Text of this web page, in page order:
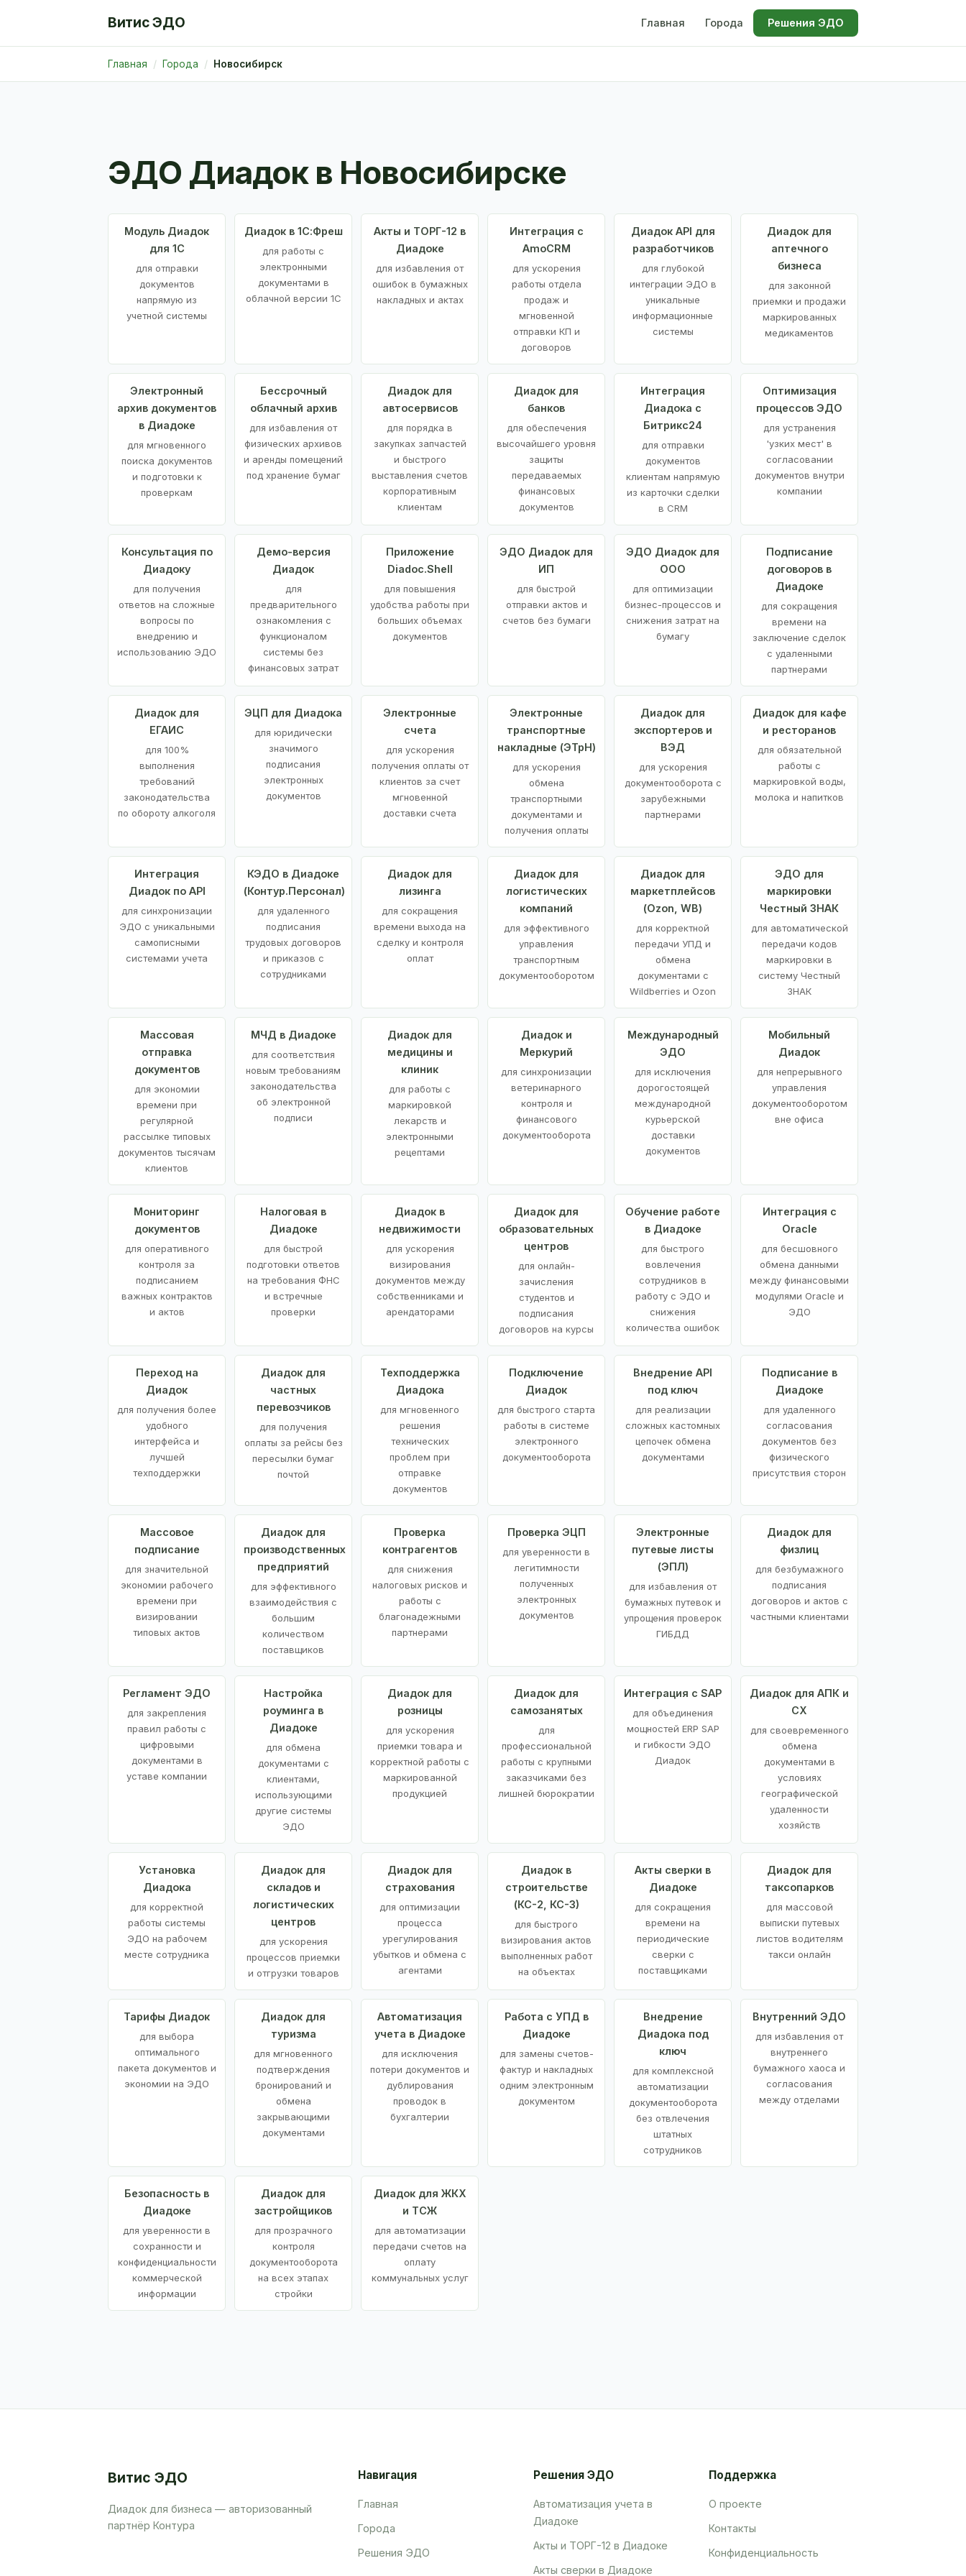
Витис ЭДО Главная Города Решения ЭДО
Главная Города Новосибирск
ЭДО Диадок в Новосибирске
Модуль Диадок
для 1С
для отправки
документов
напрямую из
учетной системы
Диадок в 1С:Фреш
для работы с
электронными
документами в
облачной версии 1С
Акты и ТОРГ-12 в
Диадоке
для избавления от
ошибок в бумажных
накладных и актах
Интеграция с
AmoCRM
для ускорения
работы отдела
продаж и
мгновенной
отправки КП и
договоров
Диадок API для
разработчиков
для глубокой
интеграции ЭДО в
уникальные
информационные
системы
Диадок для
аптечного
бизнеса
для законной
приемки и продажи
маркированных
медикаментов
Электронный
архив документов
в Диадоке
для мгновенного
поиска документов
и подготовки к
проверкам
Бессрочный
облачный архив
для избавления от
физических архивов
и аренды помещений
под хранение бумаг
Диадок для
автосервисов
для порядка в
закупках запчастей
и быстрого
выставления счетов
корпоративным
клиентам
Диадок для
банков
для обеспечения
высочайшего уровня
защиты
передаваемых
финансовых
документов
Интеграция
Диадока с
Битрикс24
для отправки
документов
клиентам напрямую
из карточки сделки
в CRM
Оптимизация
процессов ЭДО
для устранения
'узких мест' в
согласовании
документов внутри
компании
Консультация по
Диадоку
для получения
ответов на сложные
вопросы по
внедрению и
использованию ЭДО
Демо-версия
Диадок
для
предварительного
ознакомления с
функционалом
системы без
финансовых затрат
Приложение
Diadoc.Shell
для повышения
удобства работы при
больших объемах
документов
ЭДО Диадок для
ИП
для быстрой
отправки актов и
счетов без бумаги
ЭДО Диадок для
ООО
для оптимизации
бизнес-процессов и
снижения затрат на
бумагу
Подписание
договоров в
Диадоке
для сокращения
времени на
заключение сделок
с удаленными
партнерами
Диадок для
ЕГАИС
для 100%
выполнения
требований
законодательства
по обороту алкоголя
ЭЦП для Диадока
для юридически
значимого
подписания
электронных
документов
Электронные
счета
для ускорения
получения оплаты от
клиентов за счет
мгновенной
доставки счета
Электронные
транспортные
накладные (ЭТрН)
для ускорения
обмена
транспортными
документами и
получения оплаты
Диадок для
экспортеров и
ВЭД
для ускорения
документооборота с
зарубежными
партнерами
Диадок для кафе
и ресторанов
для обязательной
работы с
маркировкой воды,
молока и напитков
Интеграция
Диадок по API
для синхронизации
ЭДО с уникальными
самописными
системами учета
КЭДО в Диадоке
(Контур.Персонал)
для удаленного
подписания
трудовых договоров
и приказов с
сотрудниками
Диадок для
лизинга
для сокращения
времени выхода на
сделку и контроля
оплат
Диадок для
логистических
компаний
для эффективного
управления
транспортным
документооборотом
Диадок для
маркетплейсов
(Ozon, WB)
для корректной
передачи УПД и
обмена
документами с
Wildberries и Ozon
ЭДО для
маркировки
Честный ЗНАК
для автоматической
передачи кодов
маркировки в
систему Честный
ЗНАК
Массовая
отправка
документов
для экономии
времени при
регулярной
рассылке типовых
документов тысячам
клиентов
МЧД в Диадоке
для соответствия
новым требованиям
законодательства
об электронной
подписи
Диадок для
медицины и
клиник
для работы с
маркировкой
лекарств и
электронными
рецептами
Диадок и
Меркурий
для синхронизации
ветеринарного
контроля и
финансового
документооборота
Международный
ЭДО
для исключения
дорогостоящей
международной
курьерской
доставки
документов
Мобильный
Диадок
для непрерывного
управления
документооборотом
вне офиса
Мониторинг
документов
для оперативного
контроля за
подписанием
важных контрактов
и актов
Налоговая в
Диадоке
для быстрой
подготовки ответов
на требования ФНС
и встречные
проверки
Диадок в
недвижимости
для ускорения
визирования
документов между
собственниками и
арендаторами
Диадок для
образовательных
центров
для онлайн-
зачисления
студентов и
подписания
договоров на курсы
Обучение работе
в Диадоке
для быстрого
вовлечения
сотрудников в
работу с ЭДО и
снижения
количества ошибок
Интеграция с
Oracle
для бесшовного
обмена данными
между финансовыми
модулями Oracle и
ЭДО
Переход на
Диадок
для получения более
удобного
интерфейса и
лучшей
техподдержки
Диадок для
частных
перевозчиков
для получения
оплаты за рейсы без
пересылки бумаг
почтой
Техподдержка
Диадока
для мгновенного
решения
технических
проблем при
отправке
документов
Подключение
Диадок
для быстрого старта
работы в системе
электронного
документооборота
Внедрение API
под ключ
для реализации
сложных кастомных
цепочек обмена
документами
Подписание в
Диадоке
для удаленного
согласования
документов без
физического
присутствия сторон
Массовое
подписание
для значительной
экономии рабочего
времени при
визировании
типовых актов
Диадок для
производственных
предприятий
для эффективного
взаимодействия с
большим
количеством
поставщиков
Проверка
контрагентов
для снижения
налоговых рисков и
работы с
благонадежными
партнерами
Проверка ЭЦП
для уверенности в
легитимности
полученных
электронных
документов
Электронные
путевые листы
(ЭПЛ)
для избавления от
бумажных путевок и
упрощения проверок
ГИБДД
Диадок для
физлиц
для безбумажного
подписания
договоров и актов с
частными клиентами
Регламент ЭДО
для закрепления
правил работы с
цифровыми
документами в
уставе компании
Настройка
роуминга в
Диадоке
для обмена
документами с
клиентами,
использующими
другие системы
ЭДО
Диадок для
розницы
для ускорения
приемки товара и
корректной работы с
маркированной
продукцией
Диадок для
самозанятых
для
профессиональной
работы с крупными
заказчиками без
лишней бюрократии
Интеграция с SAP
для объединения
мощностей ERP SAP
и гибкости ЭДО
Диадок
Диадок для АПК и
СХ
для своевременного
обмена
документами в
условиях
географической
удаленности
хозяйств
Установка
Диадока
для корректной
работы системы
ЭДО на рабочем
месте сотрудника
Диадок для
складов и
логистических
центров
для ускорения
процессов приемки
и отгрузки товаров
Диадок для
страхования
для оптимизации
процесса
урегулирования
убытков и обмена с
агентами
Диадок в
строительстве
(КС-2, КС-3)
для быстрого
визирования актов
выполненных работ
на объектах
Акты сверки в
Диадоке
для сокращения
времени на
периодические
сверки с
поставщиками
Диадок для
таксопарков
для массовой
выписки путевых
листов водителям
такси онлайн
Тарифы Диадок
для выбора
оптимального
пакета документов и
экономии на ЭДО
Диадок для
туризма
для мгновенного
подтверждения
бронирований и
обмена
закрывающими
документами
Автоматизация
учета в Диадоке
для исключения
потери документов и
дублирования
проводок в
бухгалтерии
Работа с УПД в
Диадоке
для замены счетов-
фактур и накладных
одним электронным
документом
Внедрение
Диадока под
ключ
для комплексной
автоматизации
документооборота
без отвлечения
штатных
сотрудников
Внутренний ЭДО
для избавления от
внутреннего
бумажного хаоса и
согласования
между отделами
Безопасность в
Диадоке
для уверенности в
сохранности и
конфиденциальности
коммерческой
информации
Диадок для
застройщиков
для прозрачного
контроля
документооборота
на всех этапах
стройки
Диадок для ЖКХ
и ТСЖ
для автоматизации
передачи счетов на
оплату
коммунальных услуг
Витис ЭДО
Диадок для бизнеса — авторизованный
партнёр Контура
Навигация
Главная
Города
Решения ЭДО
Решения ЭДО
Автоматизация учета в
Диадоке
Акты и ТОРГ-12 в Диадоке
Акты сверки в Диадоке
Поддержка
О проекте
Контакты
Конфиденциальность